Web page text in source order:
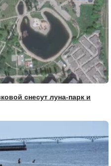
снесут луна-парк и